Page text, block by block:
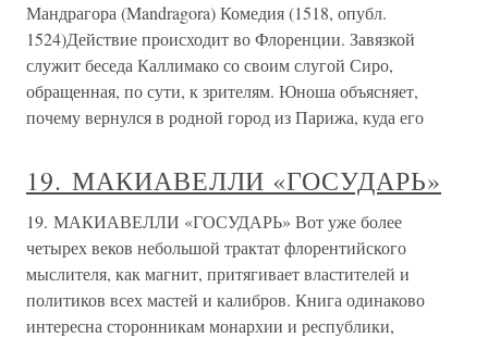
Мандрагора (Mandragora) Комедия (1518, опубл.
1524)Действие происходит во Флоренции. Завязкой
служит беседа Каллимако со своим слугой Сиро,
обращенная, по сути, к зрителям. Юноша объясняет,
почему вернулся в родной город из Парижа, куда его
19. МАКИАВЕЛЛИ «ГОСУДАРЬ»
19. МАКИАВЕЛЛИ «ГОСУДАРЬ» Вот уже более
четырех веков небольшой трактат флорентийского
мыслителя, как магнит, притягивает властителей и
политиков всех мастей и калибров. Книга одинаково
интересна сторонникам монархии и республики,